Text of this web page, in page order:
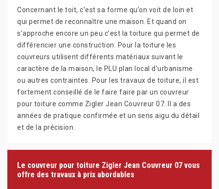
Concernant le toit, c’est sa forme qu’on voit de loin et
qui permet de reconnaître une maison. Et quand on
s’approche encore un peu c’est la toiture qui permet de
différencier une construction. Pour la toiture les
couvreurs utilisent différents matériaux suivant le
caractère de la maison, le PLU plan local d’urbanisme
ou autres contraintes. Pour les travaux de toiture, il est
fortement conseillé de le faire faire par un couvreur
pour toiture comme Zigler Jean Couvreur 07. Il a des
années de pratique confirmée et un sens aigu du détail
et de la précision.
Le couvreur pour toiture Zigler Jean Couvreur 07 vous
offre des travaux à prix abordables